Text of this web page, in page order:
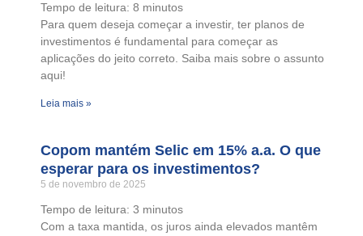
Tempo de leitura: 8 minutos
Para quem deseja começar a investir, ter planos de
investimentos é fundamental para começar as
aplicações do jeito correto. Saiba mais sobre o assunto
aqui!
Leia mais »
Copom mantém Selic em 15% a.a. O que
esperar para os investimentos?
5 de novembro de 2025
Tempo de leitura: 3 minutos
Com a taxa mantida, os juros ainda elevados mantêm